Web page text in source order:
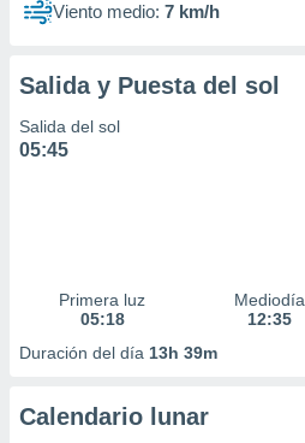
Viento medio: 7 km/h
Salida y Puesta del sol
Salida del sol
05:45
Primera luz
05:18
Mediodía
12:35
Duración del día 13h 39m
Calendario lunar